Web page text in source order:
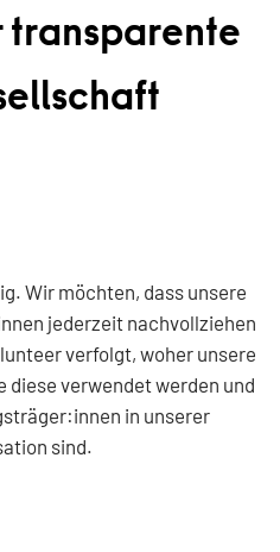
Wir möchten, dass unsere
jederzeit nachvollziehen
verfolgt, woher unsere
verwendet werden und
in unserer
sind.